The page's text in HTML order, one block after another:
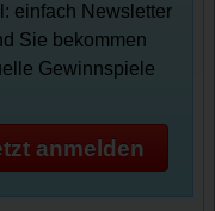
einfach Newsletter
Sie bekommen
Gewinnspiele
anmelden